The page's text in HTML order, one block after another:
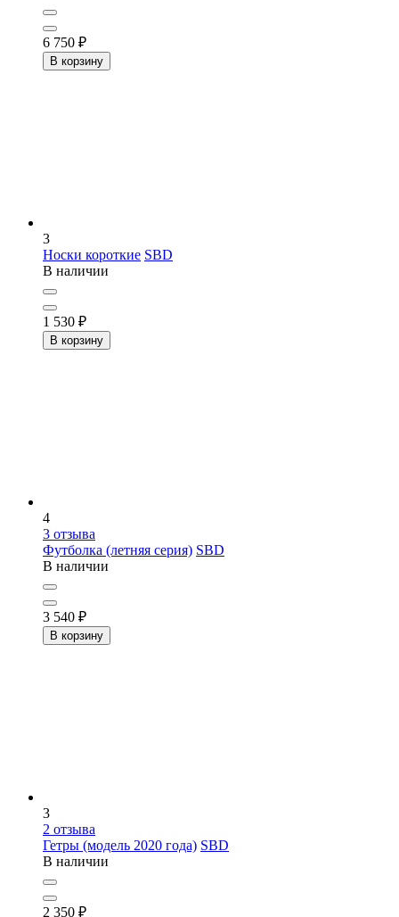
6 750 ₽
В корзину
3
Носки короткие SBD
В наличии
1 530 ₽
В корзину
4
3 отзыва
Футболка (летняя серия) SBD
В наличии
3 540 ₽
В корзину
3
2 отзыва
Гетры (модель 2020 года) SBD
В наличии
2 350 ₽